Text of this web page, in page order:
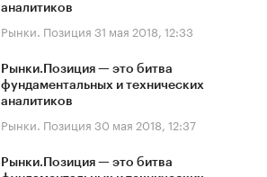
аналитиков
Рынки. Позиция 31 мая 2018, 12:33
Рынки.Позиция — это битва
фундаментальных и технических
аналитиков
Рынки. Позиция 30 мая 2018, 12:37
Рынки.Позиция — это битва